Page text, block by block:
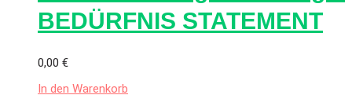
BEDÜRFNIS STATEMENT
0,00 €
In den Warenkorb